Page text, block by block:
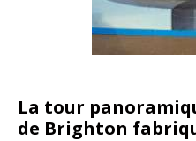
La tour
de Brighton